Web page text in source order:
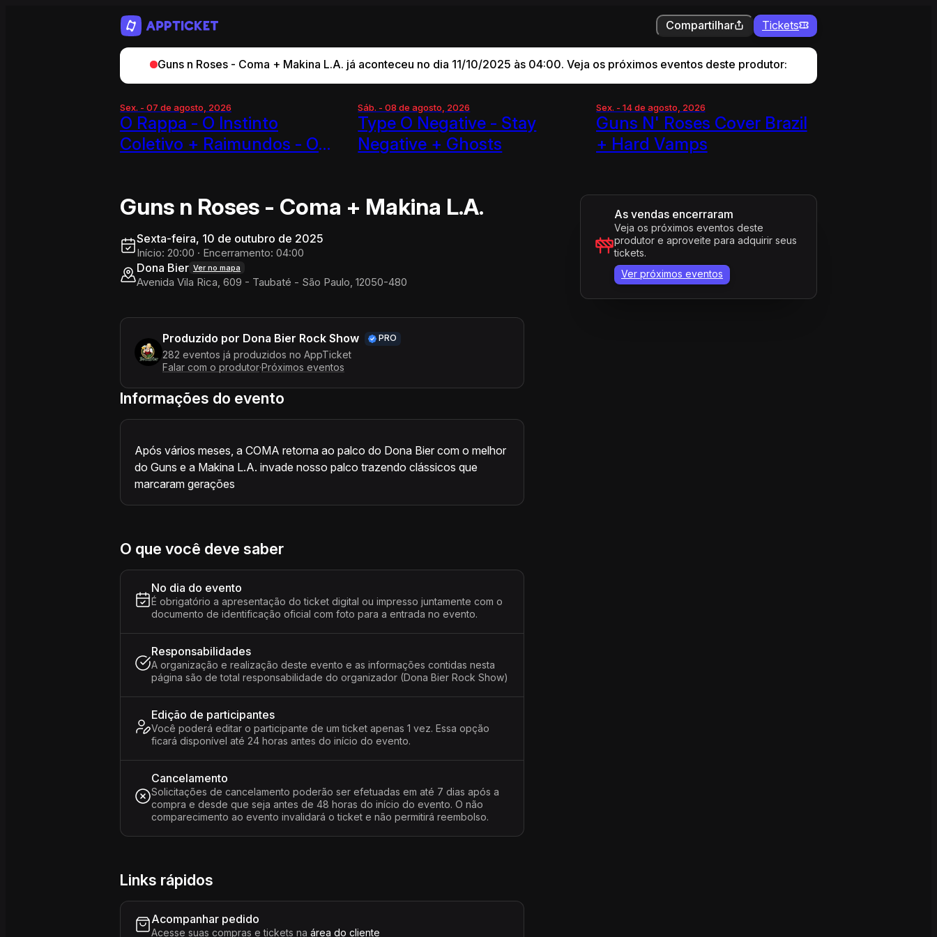
Compartilhar Tickets
Guns n Roses - Coma + Makina L.A. já aconteceu no dia 11/10/2025 às 04:00. Veja os próximos eventos deste produtor:
Sex. - 07 de agosto, 2026
O Rappa - O Instinto
Coletivo + Raimundos - O
Sáb. - 08 de agosto, 2026
Type O Negative - Stay
Negative + Ghosts
Sex. - 14 de agosto, 2026
Guns N' Roses Cover Brazil
+ Hard Vamps
Guns n Roses - Coma + Makina L.A.
Sexta-feira, 10 de outubro de 2025
Início: 20:00 · Encerramento: 04:00
Dona Bier Ver no mapa
Avenida Vila Rica, 609 - Taubaté - São Paulo, 12050-480
Produzido por Dona Bier Rock Show PRO
282 eventos já produzidos no AppTicket
Falar com o produtor·Próximos eventos
Informações do evento
Após vários meses, a COMA retorna ao palco do Dona Bier com o melhor
do Guns e a Makina L.A. invade nosso palco trazendo clássicos que
marcaram gerações
As vendas encerraram
Veja os próximos eventos deste
produtor e aproveite para adquirir seus
tickets.
Ver próximos eventos
O que você deve saber
No dia do evento
É obrigatório a apresentação do ticket digital ou impresso juntamente com o
documento de identificação oficial com foto para a entrada no evento.
Responsabilidades
A organização e realização deste evento e as informações contidas nesta
página são de total responsabilidade do organizador (Dona Bier Rock Show)
Edição de participantes
Você poderá editar o participante de um ticket apenas 1 vez. Essa opção
ficará disponível até 24 horas antes do início do evento.
Cancelamento
Solicitações de cancelamento poderão ser efetuadas em até 7 dias após a
compra e desde que seja antes de 48 horas do início do evento. O não
comparecimento ao evento invalidará o ticket e não permitirá reembolso.
Links rápidos
Acompanhar pedido
Acesse suas compras e tickets na área do cliente